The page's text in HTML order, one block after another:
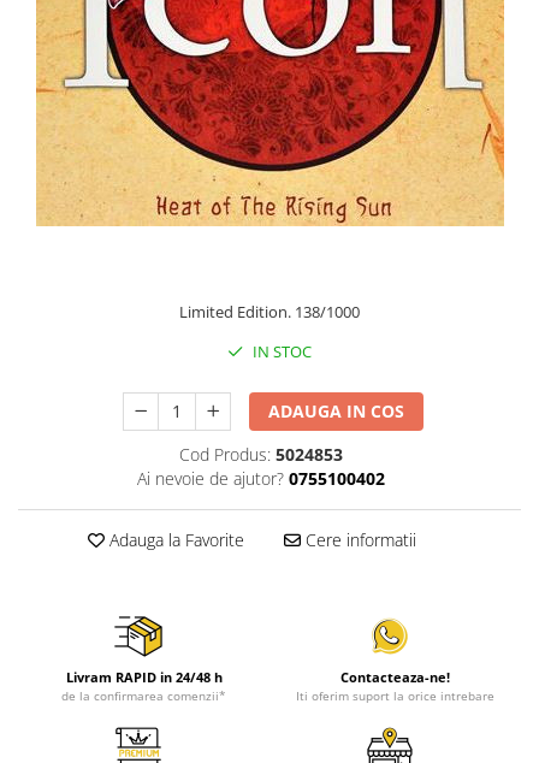
Viniluri Românești
Colecția Electrecord
Limited Edition. 138/1000
IN STOC
ADAUGA IN COS
Cod Produs: 5024853
Ai nevoie de ajutor? 0755100402
Adauga la Favorite Cere informatii
Livram RAPID in 24/48 h
de la confirmarea comenzii*
Contacteaza-ne!
Iti oferim suport la orice intrebare